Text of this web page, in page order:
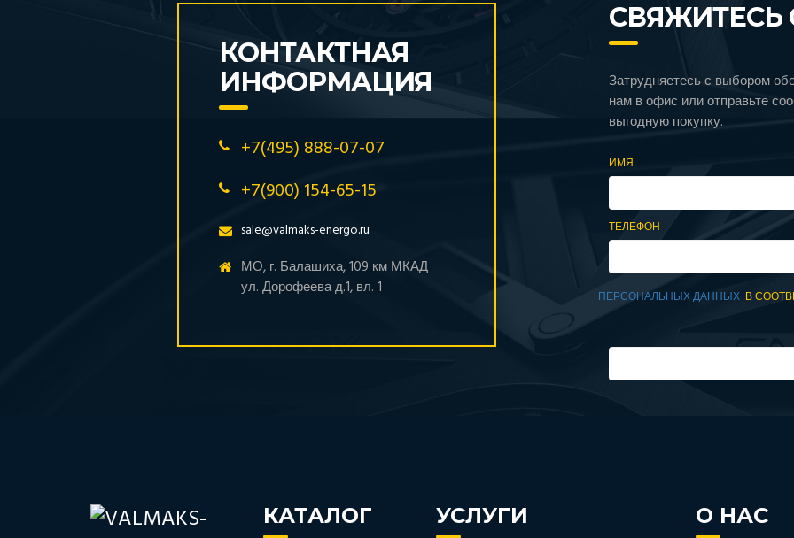
КОНТАКТНАЯ
ИНФОРМАЦИЯ
+7(495) 888-07-07
+7(900) 154-65-15
sale@valmaks-energo.ru
МО, г. Балашиха, 109 км МКАД
ул. Дорофеева д.1, вл. 1
СВЯЖИТЕСЬ
Затрудняетесь с выбором
нам в офис или отправьте
выгодную покупку.
ИМЯ
ТЕЛЕФОН
ПЕРСОНАЛЬНЫХ ДАННЫХ В
КАТАЛОГ УСЛУГИ О НАС